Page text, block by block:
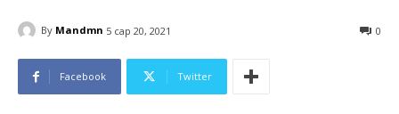
By Mandmn 5 сар 20, 2021 0
Facebook Twitter